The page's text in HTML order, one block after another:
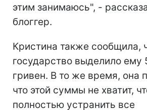
этим занимаюсь", -
блоггер.
Кристина также сообщила,
государство выделило ему
гривен. В то же время, она
что этой суммы не хватит,
полностью устранить все